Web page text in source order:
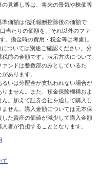
見通し等は、将来の景気や株価等
価額は信託報酬控除後の価額で
当たりの価額を、それ以外のファ
。換金時の費用・税金等は考慮し
ついては別途ご確認ください。分
前の金額です。表示方法について
ンドは整数部のみとしているた
あります。
いは分配金が支払われない場合が
ません。また、預金保険機構およ
。加えて証券会社を通して購入し
せん。購入金額については元本保
た資産の価値が減少して購入金額
者が負担することとなります。
て